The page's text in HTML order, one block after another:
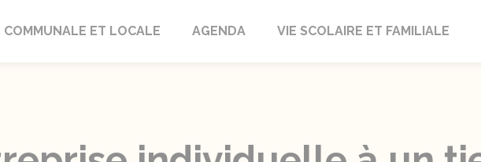
COMMUNALE ET LOCALE AGENDA VIE SCOLAIRE ET FAMILIALE